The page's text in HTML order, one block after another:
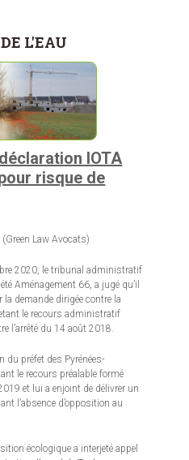
L'EAU
IOTA
risque de
Law Avocats)
2020, le tribunal administratif
Aménagement 66, a jugé qu’il
demande dirigée contre la
le recours administratif
l’arrêté du 14 août 2018.
du préfet des Pyrénées-
le recours préalable formé
et lui a enjoint de délivrer un
l’absence d’opposition au
écologique a interjeté appel